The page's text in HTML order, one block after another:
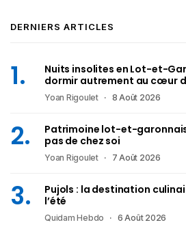
DERNIERS ARTICLES
Nuits insolites en Lot-et-
dormir autrement au cœur
Yoan Rigoulet 8 Août 2026
Patrimoine lot-et-
pas de chez soi
Yoan Rigoulet 7 Août 2026
Pujols : la destination
l’été
Quidam Hebdo 6 Août 2026